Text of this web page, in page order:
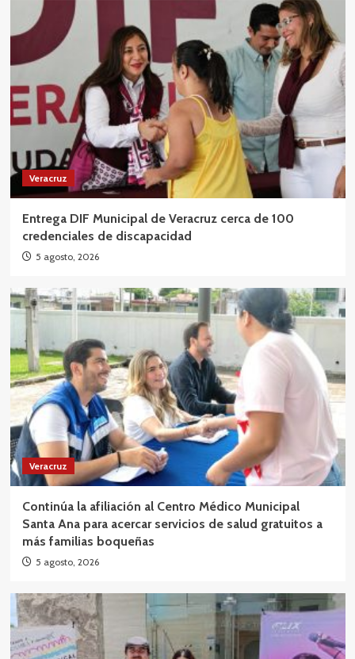
Veracruz
Entrega DIF Municipal de Veracruz cerca de 100
credenciales de discapacidad
5 agosto, 2026
Veracruz
Continúa la afiliación al Centro Médico Municipal
Santa Ana para acercar servicios de salud gratuitos a
más familias boqueñas
5 agosto, 2026